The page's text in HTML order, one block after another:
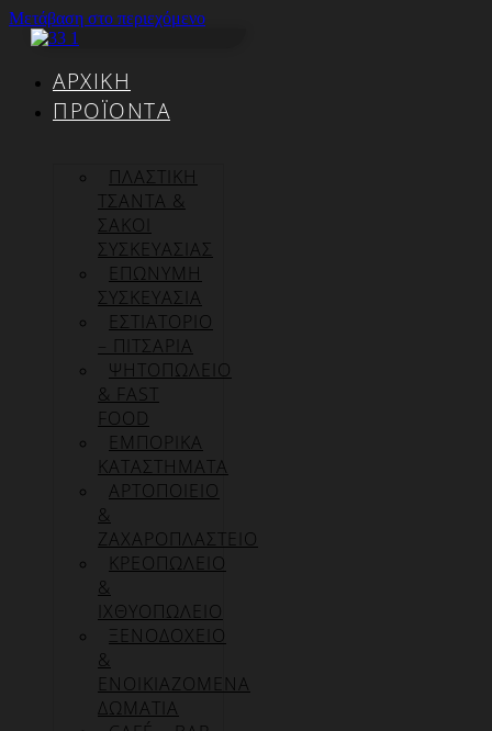
Μετάβαση στο περιεχόμενο
ΑΡΧΙΚΉ
ΠΡΟΪΌΝΤΑ
ΠΛΑΣΤΙΚΗ
ΤΣΑΝΤΑ &
ΣΑΚΟΙ
ΣΥΣΚΕΥΑΣΙΑΣ
ΕΠΏΝΥΜΗ
ΣΥΣΚΕΥΑΣΊΑ
ΕΣΤΙΑΤΟΡΙΟ
– ΠΙΤΣΑΡΙΑ
ΨΗΤΟΠΩΛΕΙΟ
& FAST
FOOD
ΕΜΠΟΡΙΚΑ
ΚΑΤΑΣΤΗΜΑΤΑ
ΑΡΤΟΠΟΙΕΙΟ
&
ΖΑΧΑΡΟΠΛΑΣΤΕΙΟ
ΚΡΕΟΠΩΛΕΙΟ
&
ΙΧΘΥΟΠΩΛΕΙΟ
ΞΕΝΟΔΟΧΕΙΟ
&
ΕΝΟΙΚΙΑΖΟΜΕΝΑ
ΔΩΜΑΤΙΑ